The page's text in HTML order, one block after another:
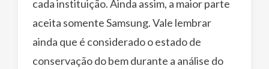
cada instituição. Ainda assim, a maior parte
aceita somente Samsung. Vale lembrar
ainda que é considerado o estado de
conservação do bem durante a análise do